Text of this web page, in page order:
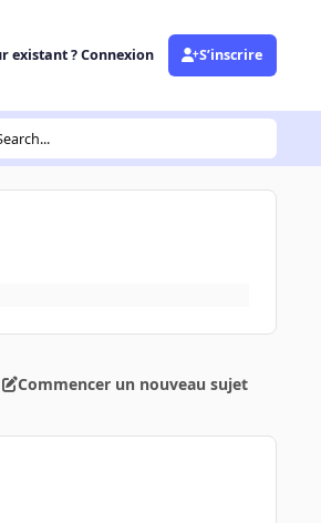
existant ? Connexion S’inscrire
Commencer un nouveau sujet